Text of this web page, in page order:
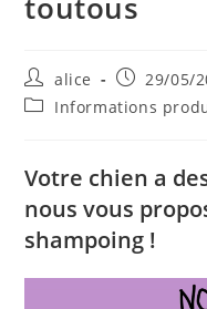
toutous
Auteur/autrice
de
alice
Publication
publiée :
29/05/
PostInformations
Votre chien a
nous vous
shampoing !